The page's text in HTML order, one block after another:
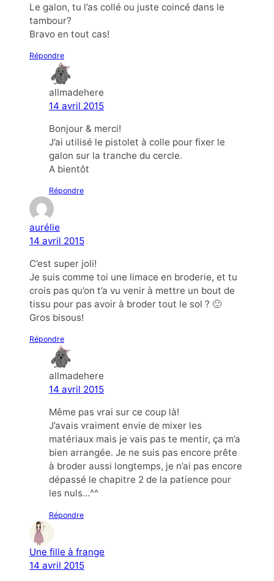
Le galon, tu l’as collé ou juste coincé dans le
tambour?
Bravo en tout cas!
Répondre
allmadehere
14 avril 2015
Bonjour & merci!
J’ai utilisé le pistolet à colle pour fixer le
galon sur la tranche du cercle.
A bientôt
Répondre
aurélie
14 avril 2015
C’est super joli!
Je suis comme toi une limace en broderie, et tu
crois pas qu’on t’a vu venir à mettre un bout de
tissu pour pas avoir à broder tout le sol ? 🙂
Gros bisous!
Répondre
allmadehere
14 avril 2015
Même pas vrai sur ce coup là!
J’avais vraiment envie de mixer les
matériaux mais je vais pas te mentir, ça m’a
bien arrangée. Je ne suis pas encore prête
à broder aussi longtemps, je n’ai pas encore
dépassé le chapitre 2 de la patience pour
les nuls…^^
Répondre
Une fille à frange
14 avril 2015